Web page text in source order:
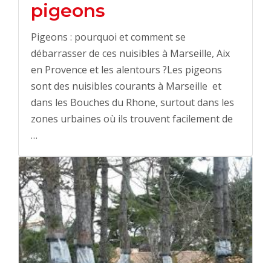
pigeons
Pigeons : pourquoi et comment se
débarrasser de ces nuisibles à Marseille, Aix
en Provence et les alentours ?Les pigeons
sont des nuisibles courants à Marseille et
dans les Bouches du Rhone, surtout dans les
zones urbaines où ils trouvent facilement de
…